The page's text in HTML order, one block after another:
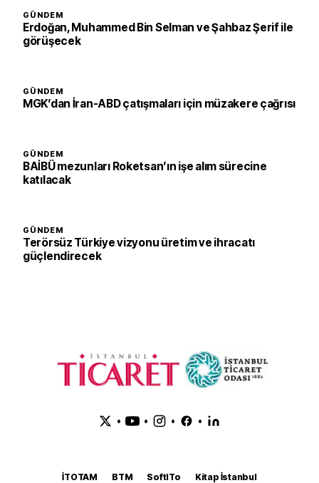
GÜNDEM
Erdoğan, Muhammed Bin Selman ve Şahbaz Şerif ile
görüşecek
GÜNDEM
MGK’dan İran-ABD çatışmaları için müzakere çağrısı
GÜNDEM
BAİBÜ mezunları Roketsan’ın işe alım sürecine
katılacak
GÜNDEM
Terörsüz Türkiye vizyonu üretim ve ihracatı
güçlendirecek
• • • •
İTOTAM BTM SoftITo
Kitap İstanbul